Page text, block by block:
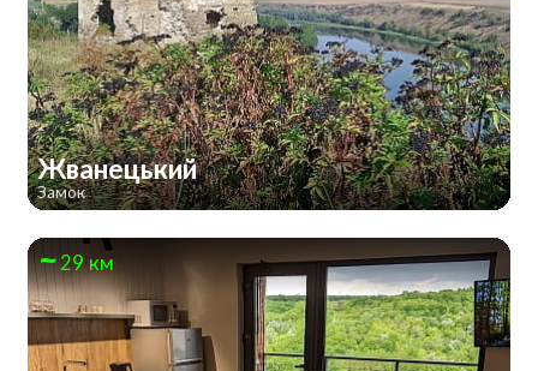
Жванецький
Замок
29 км